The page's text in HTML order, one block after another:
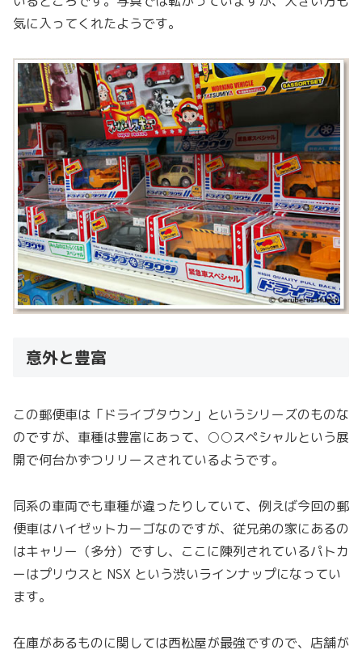
気に入ってくれたようです。
意外と豊富
この郵便車は「ドライブタウン」というシリーズのものな
のですが、車種は豊富にあって、○○スペシャルという展
開で何台かずつリリースされているようです。
同系の車両でも車種が違ったりしていて、例えば今回の郵
便車はハイゼットカーゴなのですが、従兄弟の家にあるの
はキャリー（多分）ですし、ここに陳列されているパトカ
ーはプリウスと NSX という渋いラインナップになってい
ます。
在庫があるものに関しては西松屋が最強ですので、店舗が